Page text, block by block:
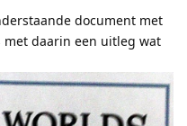
document met
met daarin een uitleg wat